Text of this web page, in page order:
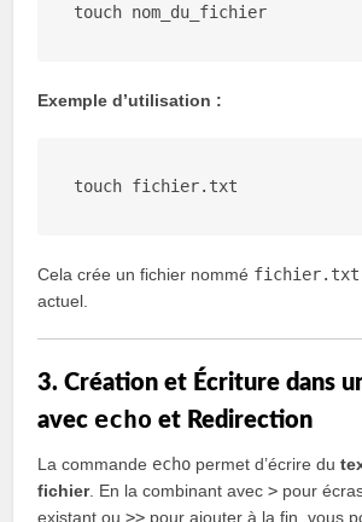
touch
Exemple d’utilisation :
touch fichier.txt
Cela crée un fichier nommé fichier.txt
actuel.
3. Création et Écriture dans
avec echo et Redirection
La commande echo permet d’écrire du
fichier. En la combinant avec> pour
existant ou>> pour ajouter à la fin, vous